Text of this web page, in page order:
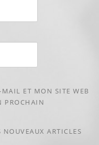
ET MON SITE WEB
PROCHAIN
ARTICLES